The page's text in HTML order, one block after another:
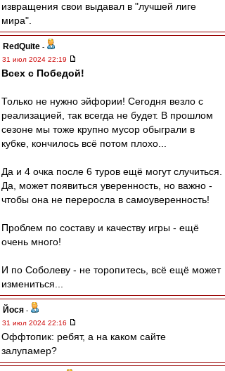
извращения свои выдавал в "лучшей лиге
мира".
RedQuite -
31 июл 2024 22:19
Всех с Победой!
Только не нужно эйфории! Сегодня везло с
реализацией, так всегда не будет. В прошлом
сезоне мы тоже крупно мусор обыграли в
кубке, кончилось всё потом плохо...
Да и 4 очка после 6 туров ещё могут случиться.
Да, может появиться уверенность, но важно -
чтобы она не переросла в самоуверенность!
Проблем по составу и качеству игры - ещё
очень много!
И по Соболеву - не торопитесь, всё ещё может
измениться...
Йося -
31 июл 2024 22:16
Оффтопик: ребят, а на каком сайте
залупамер?